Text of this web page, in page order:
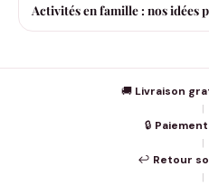
Activités en famille : nos idées
🚚 Livraison
|
🔒
|
↩️ Retour
|